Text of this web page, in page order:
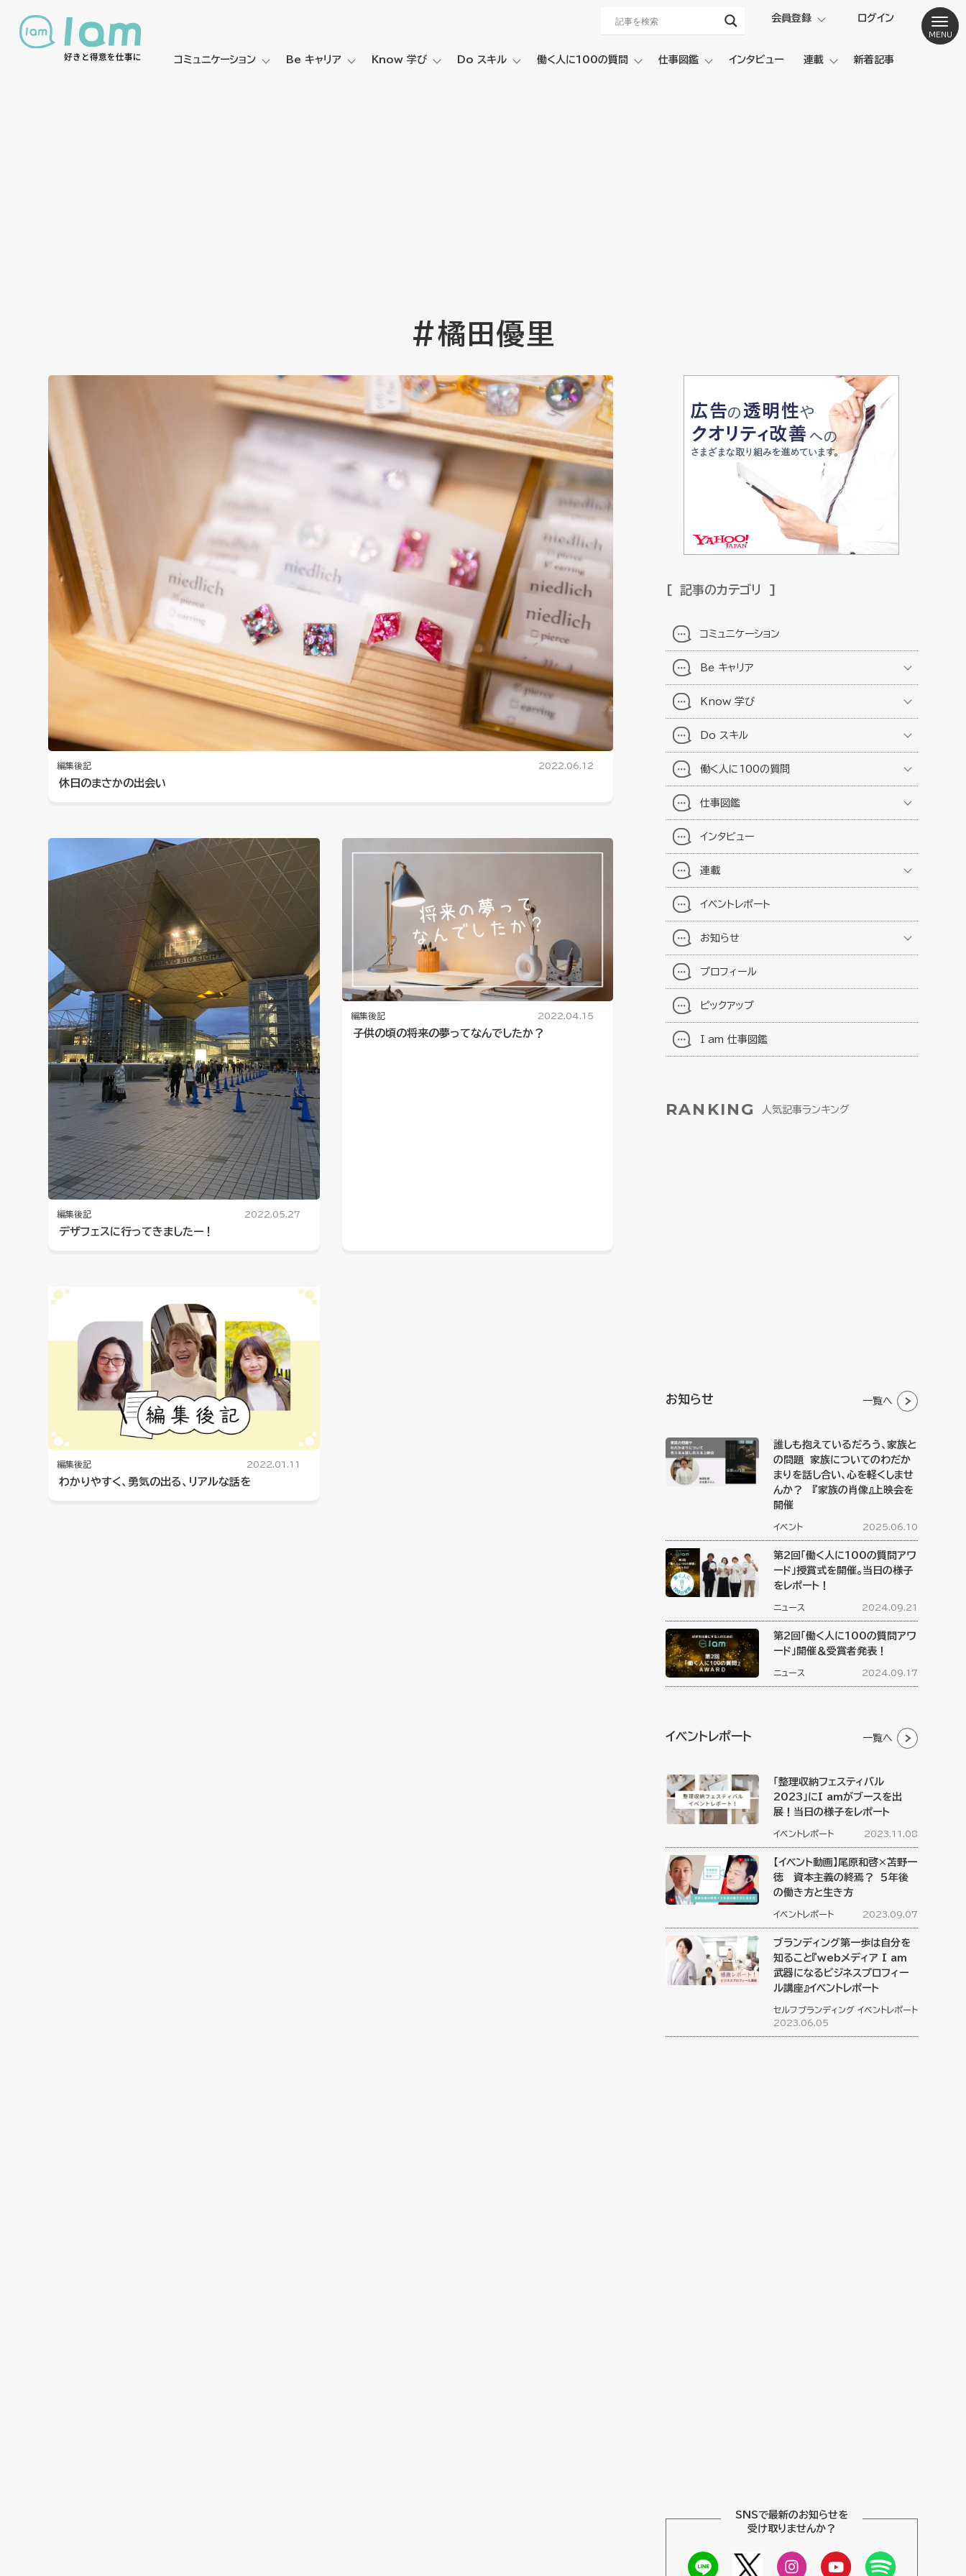
会員登録 ログイン
コミュニケーション Be キャリア Know 学び Do スキル 働く人に100の質問 仕事図鑑 インタビュー 連載 新着記事
#橘田優里
編集後記 2022.06.12
休日のまさかの出会い
編集後記 2022.05.27
デザフェスに行ってきましたー！
編集後記 2022.04.15
子供の頃の将来の夢ってなんでしたか？
編集後記 2022.01.11
わかりやすく、勇気の出る、リアルな話を
記事のカテゴリ
コミュニケーション
Be キャリア
Know 学び
Do スキル
働く人に100の質問
仕事図鑑
インタビュー
連載
イベントレポート
お知らせ
プロフィール
ピックアップ
I am 仕事図鑑
RANKING 人気記事ランキング
お知らせ 一覧へ
誰しも抱えているだろう、家族と
の問題 家族についてのわだか
まりを話し合い、心を軽くしませ
んか？ 『家族の肖像』上映会を
開催
イベント 2025.06.10
第2回「働く人に100の質問アワ
ード」授賞式を開催。当日の様子
をレポート！
ニュース 2024.09.21
第2回「働く人に100の質問アワ
ード」開催＆受賞者発表！
ニュース 2024.09.17
イベントレポート 一覧へ
「整理収納フェスティバル
2023」にI amがブースを出
展！当日の様子をレポート
イベントレポート 2023.11.08
【イベント動画】尾原和啓×苫野一
徳 資本主義の終焉？ ５年後
の働き方と生き方
イベントレポート 2023.09.07
ブランディング第一歩は自分を
知ること『webメディア I am
武器になるビジネスプロフィー
ル講座』イベントレポート
セルフブランディング イベントレポート
2023.06.05
SNSで最新のお知らせを
受け取りませんか？